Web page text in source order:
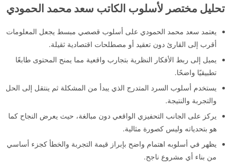
تحليل مختصر لأسلوب الكاتب سعد محمد الحمودي
يعتمد سعد محمد الحمودي على أسلوب قصصي مبسط يجعل المعلومات
أقرب إلى القارئ دون تعقيد أو مصطلحات اقتصادية ثقيلة.
يميل إلى ربط الأفكار النظرية بتجارب واقعية مما يمنح المحتوى طابعًا
تطبيقيًا واضحًا.
يستخدم أسلوب السرد المتدرج الذي يبدأ من المشكلة ثم ينتقل إلى الحل
والتجربة والنتيجة.
يركز على الجانب التحفيزي الواقعي دون مبالغة، حيث يعرض النجاح كما
هو بتحدياته وليس كصورة مثالية.
يظهر في أسلوبه اهتمام واضح بإبراز قيمة التجربة والخطأ كجزء أساسي
من بناء أي مشروع ناجح.